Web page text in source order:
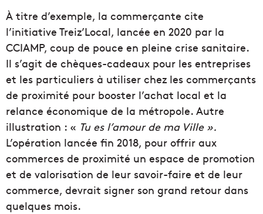
À titre d’exemple, la commerçante cite
l’initiative Treiz’Local, lancée en 2020 par la
CCIAMP, coup de pouce en pleine crise sanitaire.
Il s’agit de chèques-cadeaux pour les entreprises
et les particuliers à utiliser chez les commerçants
de proximité pour booster l’achat local et la
relance économique de la métropole. Autre
illustration : « Tu es l’amour de ma Ville ».
L’opération lancée fin 2018, pour offrir aux
commerces de proximité un espace de promotion
et de valorisation de leur savoir-faire et de leur
commerce, devrait signer son grand retour dans
quelques mois.